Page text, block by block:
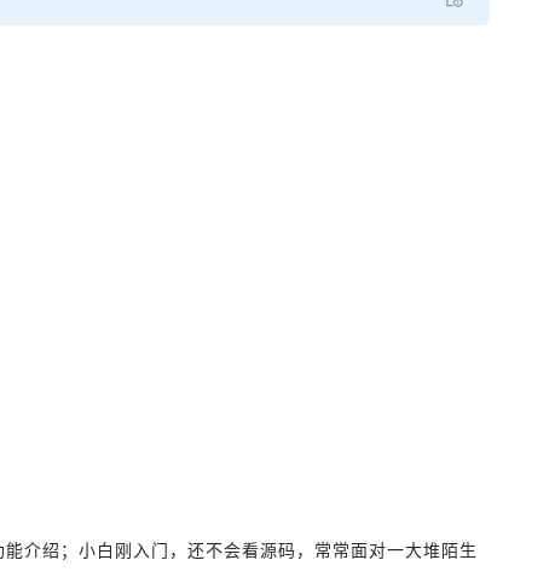
介绍；小白刚入门，还不会看源码，常常面对一大堆陌生